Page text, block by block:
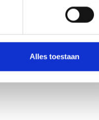
Alles toestaan